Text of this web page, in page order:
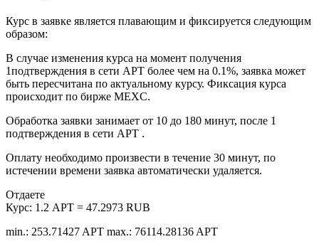
Курс в заявке является плавающим и фиксируется следующим
образом:
В случае изменения курса на момент получения
1подтверждения в сети APT более чем на 0.1%, заявка может
быть пересчитана по актуальному курсу. Фиксация курса
происходит по бирже MEXC.
Обработка заявки занимает от 10 до 180 минут, после 1
подтверждения в сети APT .
Оплату необходимо произвести в течение 30 минут, по
истечении времени заявка автоматически удаляется.
Отдаете
Курс: 1.2 APT = 47.2973 RUB
min.: 253.71427 APT max.: 76114.28136 APT